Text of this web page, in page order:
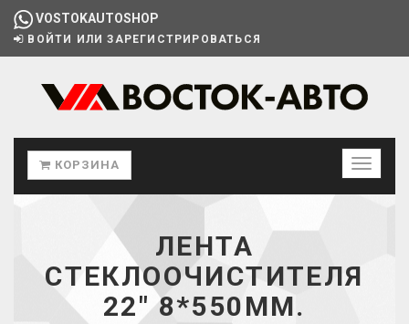
VOSTOKAUTOSHOP
ВОЙТИ ИЛИ ЗАРЕГИСТРИРОВАТЬСЯ
КОРЗИНА
ЛЕНТА
СТЕКЛООЧИСТИТЕЛЯ
22" 8*550ММ.